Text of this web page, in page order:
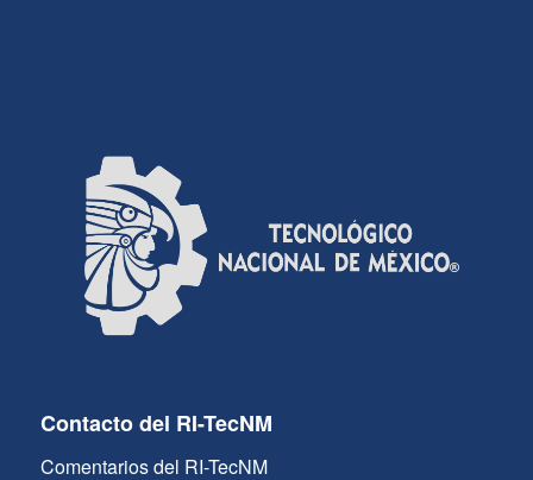
Contacto del RI-TecNM
Comentarios del RI-TecNM